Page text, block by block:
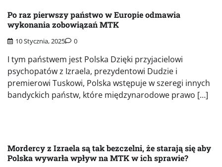
Po raz pierwszy państwo w Europie odmawia
wykonania zobowiązań MTK
10 Stycznia, 2025 0
I tym państwem jest Polska Dzięki przyjacielowi
psychopatów z Izraela, prezydentowi Dudzie i
premierowi Tuskowi, Polska wstępuje w szeregi innych
bandyckich państw, które międzynarodowe prawo […]
Mordercy z Izraela są tak bezczelni, że starają się aby
Polska wywarła wpływ na MTK w ich sprawie?